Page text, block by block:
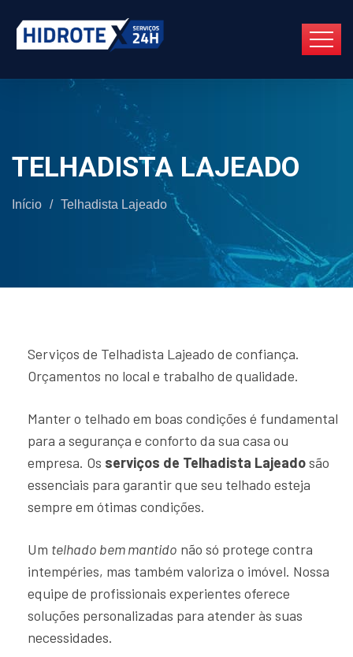
TELHADISTA LAJEADO
Início / Telhadista Lajeado
Serviços de Telhadista Lajeado de confiança.
Orçamentos no local e trabalho de qualidade.
Manter o telhado em boas condições é fundamental
para a segurança e conforto da sua casa ou
empresa. Os serviços de Telhadista Lajeadosão
essenciais para garantir que seu telhado esteja
sempre em ótimas condições.
Um telhado bem mantido não só protege contra
intempéries, mas também valoriza o imóvel. Nossa
equipe de profissionais experientes oferece
soluções personalizadas para atender às suas
necessidades.